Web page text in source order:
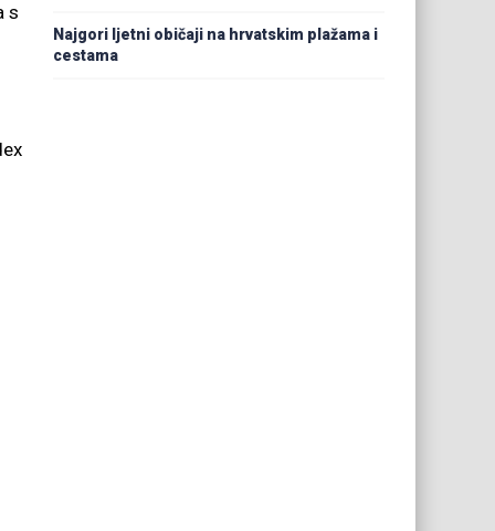
s
Najgori ljetni običaji na hrvatskim plažama i
cestama